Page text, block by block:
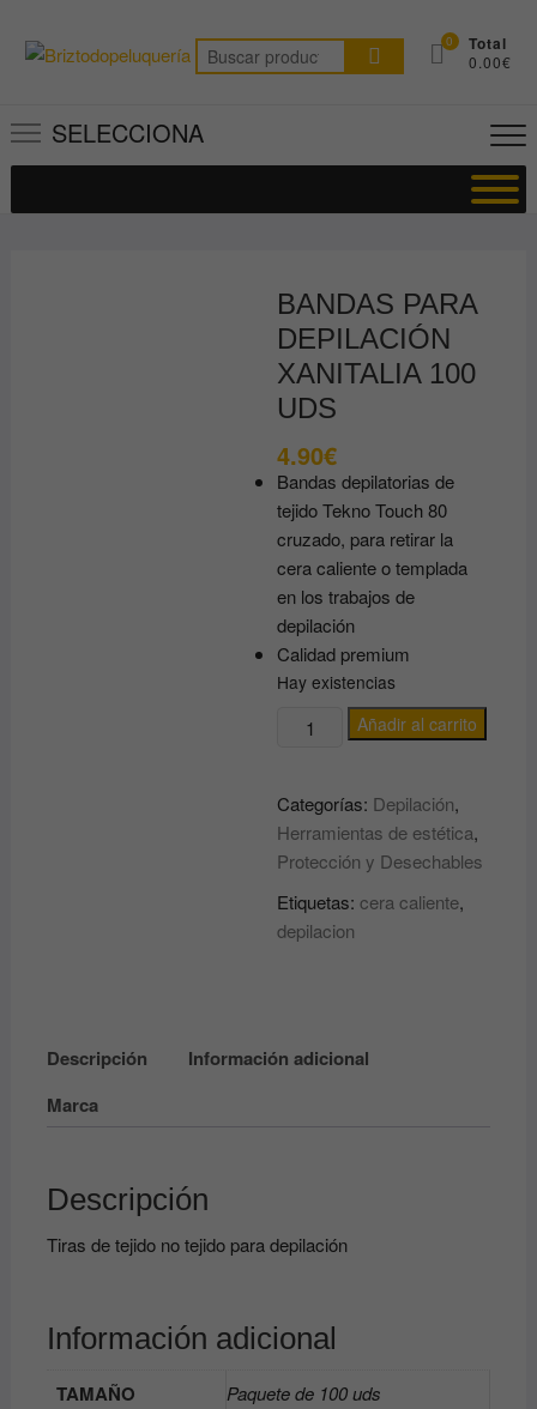
contenido
Buscar
por:
0 Total
0.00€
SELECCIONA
BANDAS PARA
DEPILACIÓN
XANITALIA 100
UDS
4.90€
Bandas depilatorias de
tejido Tekno Touch 80
cruzado, para retirar la
cera caliente o templada
en los trabajos de
depilación
Calidad premium
Hay existencias
BANDAS
XANITALIA
100
UDS
cantidad
Añadir al carrito
Categorías: Depilación,
Herramientas de estética,
Protección y Desechables
Etiquetas:cera caliente,
depilacion
Descripción
Información adicional
Marca
Descripción
Tiras de tejido no tejido para depilación
Información adicional
TAMAÑO Paquete de 100 uds